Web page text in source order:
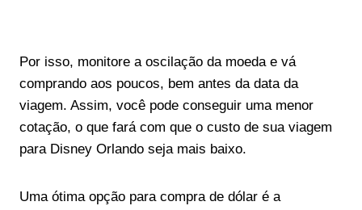
Por isso, monitore a oscilação da moeda e vá
comprando aos poucos, bem antes da data da
viagem. Assim, você pode conseguir uma menor
cotação, o que fará com que o custo de sua viagem
para Disney Orlando seja mais baixo.
Uma ótima opção para compra de dólar é a